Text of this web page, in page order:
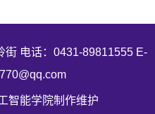
街 电话：0431-89811555 E-
智能学院制作维护